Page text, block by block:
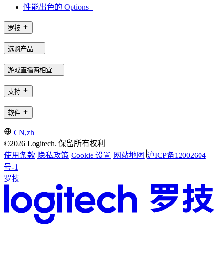
性能出色的 Options+
罗技
选购产品
游戏直播两相宜
支持
软件
CN,zh
©2026 Logitech. 保留所有权利
使用条款 隐私政策 Cookie 设置 网站地图 沪ICP备12002604
号-1
罗技